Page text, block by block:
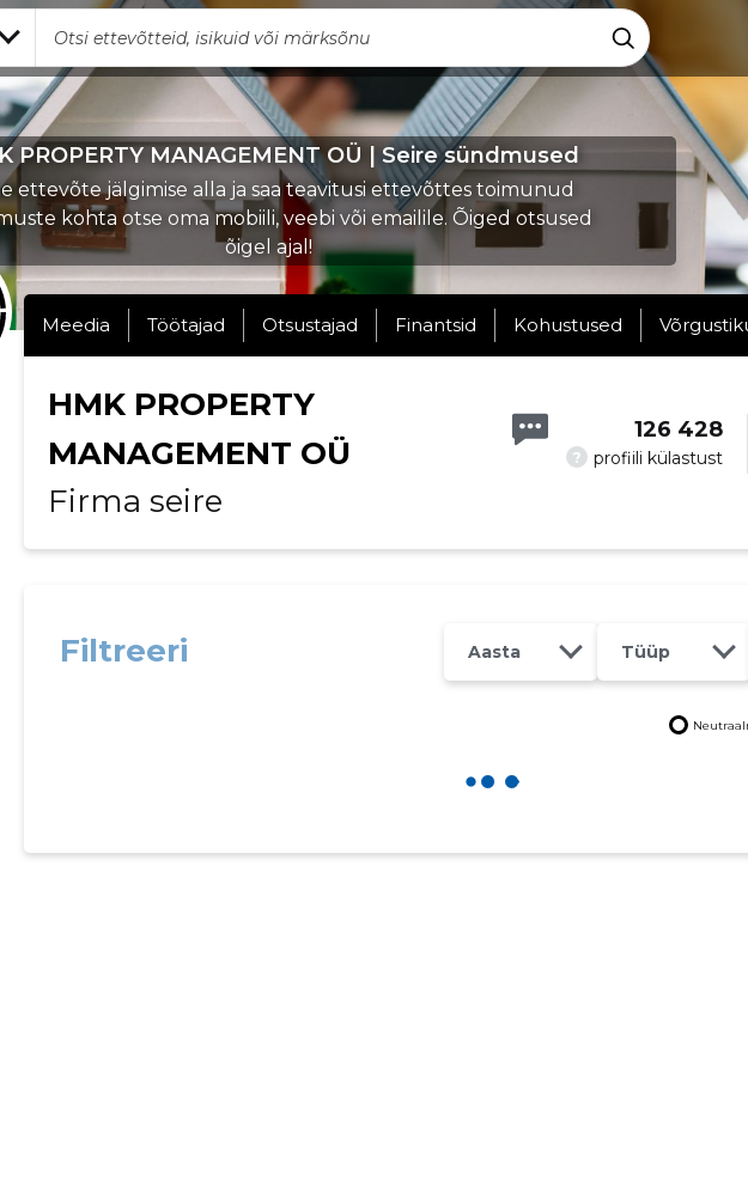
PROPERTY MANAGEMENT OÜ | Seire sündmused
ettevõte jälgimise alla ja saa teavitusi ettevõttes toimunud
kohta otse oma mobiili, veebi või emailile. Õiged otsused
õigel ajal!
Meedia Töötajad Otsustajad Finantsid Kohustused
HMK PROPERTY
MANAGEMENT OÜ
Firma seire
? profiili külastust
126 428
Filtreeri Aasta Tüüp